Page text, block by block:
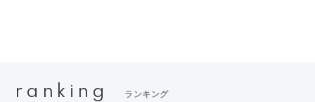
ranking ランキング